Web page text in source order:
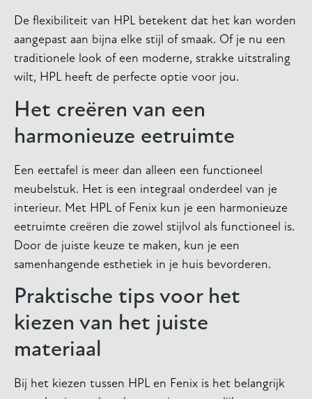
De flexibiliteit van HPL betekent dat het kan worden
aangepast aan bijna elke stijl of smaak. Of je nu een
traditionele look of een moderne, strakke uitstraling
wilt, HPL heeft de perfecte optie voor jou.
Het creëren van een
harmonieuze eetruimte
Een eettafel is meer dan alleen een functioneel
meubelstuk. Het is een integraal onderdeel van je
interieur. Met HPL of Fenix kun je een harmonieuze
eetruimte creëren die zowel stijlvol als functioneel is.
Door de juiste keuze te maken, kun je een
samenhangende esthetiek in je huis bevorderen.
Praktische tips voor het
kiezen van het juiste
materiaal
Bij het kiezen tussen HPL en Fenix is het belangrijk